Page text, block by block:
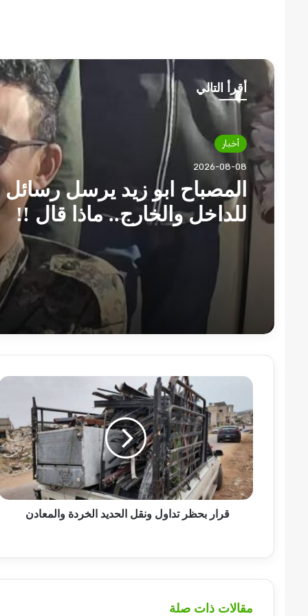
أقرأ التالي
أخبار
2026-08-08
المصباح ابو زيد يرسل
للداخل والخارج.. ماذا قال !!
قرار
تداول
ونقل
الحديد
الخردة
والمعادن
قرار بحظر تداول ونقل الحديد الخردة والمعادن
مقالات ذات صلة